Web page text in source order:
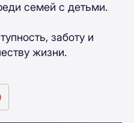
семей с детьми.
заботу и
жизни.